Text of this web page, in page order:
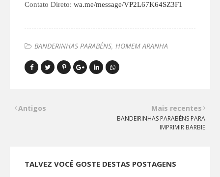
Contato Direto: wa.me/message/VP2L67K64SZ3F1
BANDERINHAS PARABÉNS HOMEM ARANHA
Mais recentes
BANDEIRINHAS PARABÉNS PARA
IMPRIMIR BARBIE
Antigos
TALVEZ VOCÊ GOSTE DESTAS POSTAGENS